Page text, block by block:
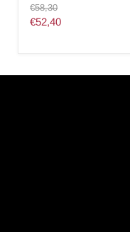
Original
Preis
€58,30
Aktueller
€52,40